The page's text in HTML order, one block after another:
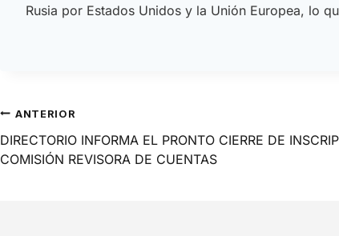
Rusia por Estados Unidos y la Unión Europea, lo
ANTERIOR
DIRECTORIO INFORMA EL PRONTO CIERRE DE
COMISIÓN REVISORA DE CUENTAS